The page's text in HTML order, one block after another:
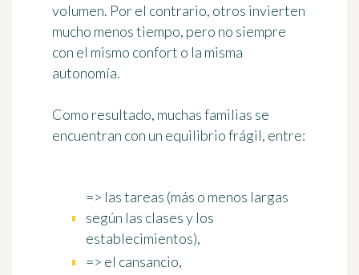
volumen. Por el contrario, otros invierten
mucho menos tiempo, pero no siempre
con el mismo confort o la misma
autonomía.
Como resultado, muchas familias se
encuentran con un equilibrio frágil, entre:
=> las tareas (más o menos largas
según las clases y los
establecimientos),
=> el cansancio,